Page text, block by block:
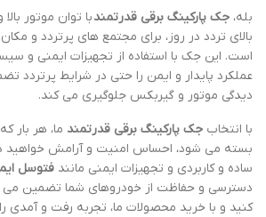
بله، جک پارکینگ برقی قدرتمندبا توان موتور
بالای تردد در روز، برای مجتمع های پرتردد و
است. این جک با استفاده از تجهیزات ایمنی و
عملکرد پایدار و ایمن را حتی در شرایط پرتردد
دیدگی موتور و گیربکس جلوگیری می کند.
با انتخاب جک پارکینگ برقی قدرتمند ما، هر بار
بسته می شود، احساس امنیت و آرامش خواهید
ساده و کاربردی و تجهیزات ایمنی مانند فتوسل
دسترسی و حفاظت از خودروهای شما تضمین می
کنید و با خرید محصولات ما، تجربه رفت و آمدی